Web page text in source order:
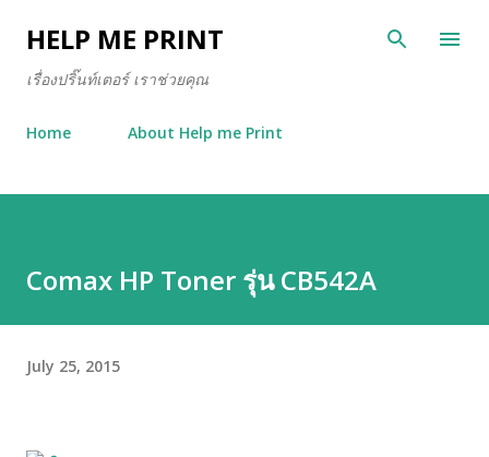
Skip to main content
HELP ME PRINT
เรื่องปริ๊นท์เตอร์ เราช่วยคุณ
Home About Help me Print
Comax HP Toner รุ่น CB542A
July 25, 2015